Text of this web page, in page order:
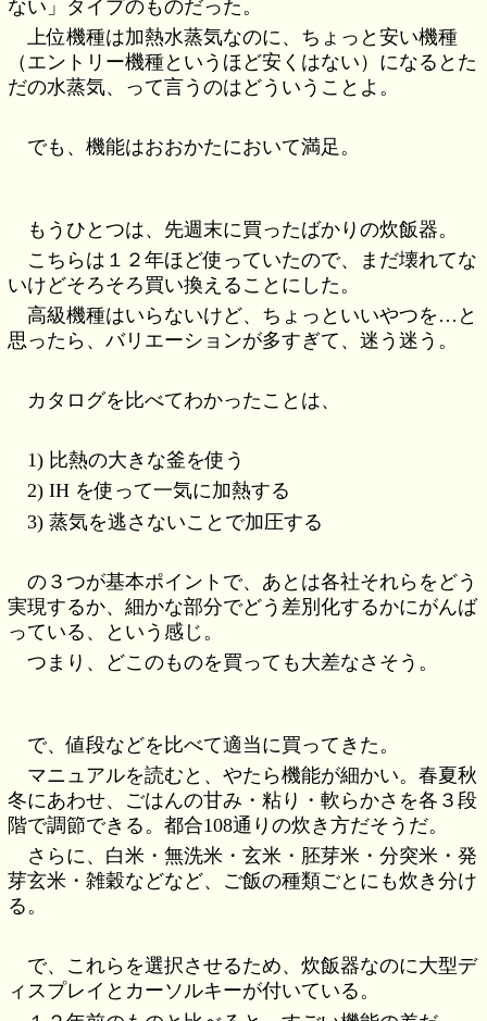
ない」タイプのものだった。
上位機種は加熱水蒸気なのに、ちょっと安い機種
（エントリー機種というほど安くはない）になるとた
だの水蒸気、って言うのはどういうことよ。
でも、機能はおおかたにおいて満足。
もうひとつは、先週末に買ったばかりの炊飯器。
こちらは１２年ほど使っていたので、まだ壊れてな
いけどそろそろ買い換えることにした。
高級機種はいらないけど、ちょっといいやつを…と
思ったら、バリエーションが多すぎて、迷う迷う。
カタログを比べてわかったことは、
1) 比熱の大きな釜を使う
2) IH を使って一気に加熱する
3) 蒸気を逃さないことで加圧する
の３つが基本ポイントで、あとは各社それらをどう
実現するか、細かな部分でどう差別化するかにがんば
っている、という感じ。
つまり、どこのものを買っても大差なさそう。
で、値段などを比べて適当に買ってきた。
マニュアルを読むと、やたら機能が細かい。春夏秋
冬にあわせ、ごはんの甘み・粘り・軟らかさを各３段
階で調節できる。都合108通りの炊き方だそうだ。
さらに、白米・無洗米・玄米・胚芽米・分突米・発
芽玄米・雑穀などなど、ご飯の種類ごとにも炊き分け
る。
で、これらを選択させるため、炊飯器なのに大型デ
ィスプレイとカーソルキーが付いている。